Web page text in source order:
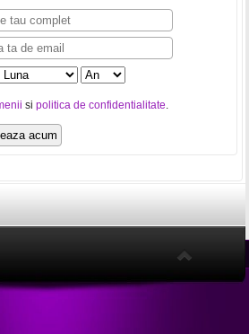
si politica de confidentialitate